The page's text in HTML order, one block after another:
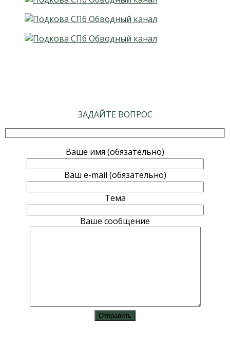
ЗАДАЙТЕ ВОПРОС
Ваше имя (обязательно)
Ваш e-mail (обязательно)
Тема
Ваше сообщение